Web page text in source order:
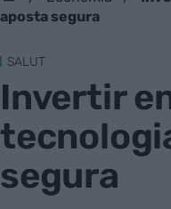
aposta segura
SALUT
Invertir
segura